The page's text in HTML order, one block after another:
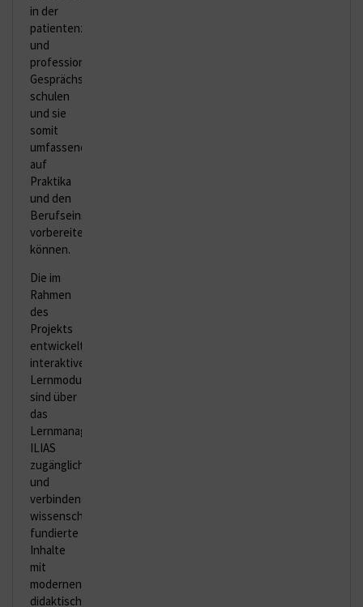
in der
patientenzentrierten
und
professionellen
Gesprächsführung
schulen
und sie
somit
umfassend
auf
Praktika
und den
Berufseinstieg
vorbereiten
können.
Die im
Rahmen
des
Projekts
entwickelten
interaktiven
Lernmodule
sind über
das
Lernmanagementsystem
ILIAS
zugänglich
und
verbinden
wissenschaftlich
fundierte
Inhalte
mit
modernen
didaktischen